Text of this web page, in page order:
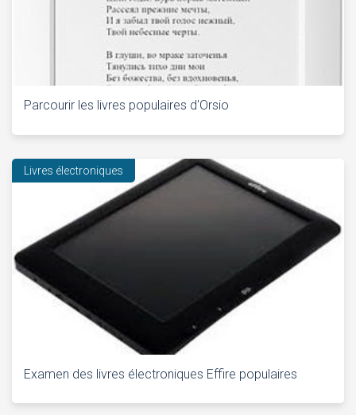
Parcourir les livres populaires d'Orsio
Livres électroniques
Examen des livres électroniques Effire populaires